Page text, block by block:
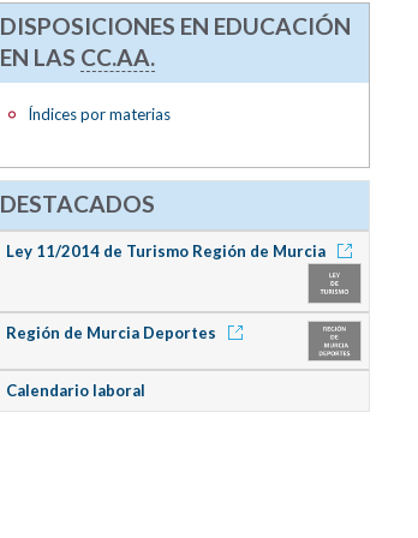
DISPOSICIONES EN EDUCACIÓN
EN LAS CC.AA.
Índices por materias
DESTACADOS
Ley 11/2014 de Turismo Región de Murcia
Región de Murcia Deportes
Calendario laboral